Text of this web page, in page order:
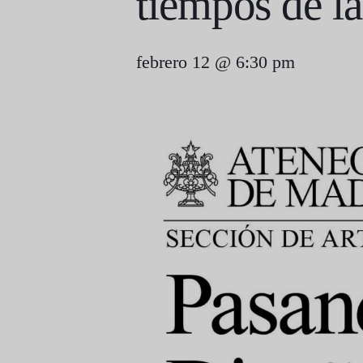
febrero 12 @ 6:30 pm